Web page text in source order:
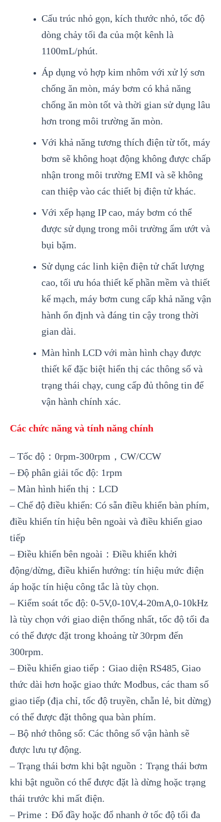
Cấu trúc nhỏ gọn, kích thước nhỏ, tốc độ
dòng chảy tối đa của một kênh là
1100mL/phút.
Áp dụng vỏ hợp kim nhôm với xử lý sơn
chống ăn mòn, máy bơm có khả năng
chống ăn mòn tốt và thời gian sử dụng lâu
hơn trong môi trường ăn mòn.
Với khả năng tương thích điện từ tốt, máy
bơm sẽ không hoạt động không được chấp
nhận trong môi trường EMI và sẽ không
can thiệp vào các thiết bị điện tử khác.
Với xếp hạng IP cao, máy bơm có thể
được sử dụng trong môi trường ẩm ướt và
bụi bặm.
Sử dụng các linh kiện điện tử chất lượng
cao, tối ưu hóa thiết kế phần mềm và thiết
kế mạch, máy bơm cung cấp khả năng vận
hành ổn định và đáng tin cậy trong thời
gian dài.
Màn hình LCD với màn hình chạy được
thiết kế đặc biệt hiển thị các thông số và
trạng thái chạy, cung cấp đủ thông tin để
vận hành chính xác.
Các chức năng và tính năng chính
– Tốc độ：0rpm-300rpm，CW/CCW
– Độ phân giải tốc độ: 1rpm
– Màn hình hiển thị：LCD
– Chế độ điều khiển: Có sẵn điều khiển bàn phím,
điều khiển tín hiệu bên ngoài và điều khiển giao
tiếp
– Điều khiển bên ngoài：Điều khiển khởi
động/dừng, điều khiển hướng: tín hiệu mức điện
áp hoặc tín hiệu công tắc là tùy chọn.
– Kiểm soát tốc độ: 0-5V,0-10V,4-20mA,0-10kHz
là tùy chọn với giao diện thống nhất, tốc độ tối đa
có thể được đặt trong khoảng từ 30rpm đến
300rpm.
– Điều khiển giao tiếp：Giao diện RS485, Giao
thức dài hơn hoặc giao thức Modbus, các tham số
giao tiếp (địa chỉ, tốc độ truyền, chẵn lẻ, bit dừng)
có thể được đặt thông qua bàn phím.
– Bộ nhớ thông số: Các thông số vận hành sẽ
được lưu tự động.
– Trạng thái bơm khi bật nguồn：Trạng thái bơm
khi bật nguồn có thể được đặt là dừng hoặc trạng
thái trước khi mất điện.
– Prime：Đổ đầy hoặc đổ nhanh ở tốc độ tối đa